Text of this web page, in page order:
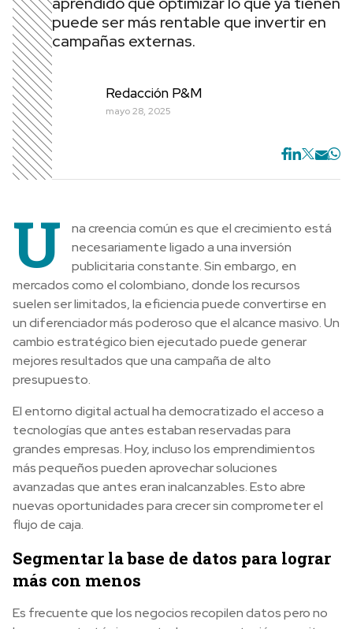
puede ser más rentable que invertir en
campañas externas.
Redacción P&M
mayo 28, 2025
U
na creencia común es que el crecimiento está
necesariamente ligado a una inversión
publicitaria constante. Sin embargo, en
mercados como el colombiano, donde los recursos
suelen ser limitados, la eficiencia puede convertirse en
un diferenciador más poderoso que el alcance masivo. Un
cambio estratégico bien ejecutado puede generar
mejores resultados que una campaña de alto
presupuesto.
El entorno digital actual ha democratizado el acceso a
tecnologías que antes estaban reservadas para
grandes empresas. Hoy, incluso los emprendimientos
más pequeños pueden aprovechar soluciones
avanzadas que antes eran inalcanzables. Esto abre
nuevas oportunidades para crecer sin comprometer el
flujo de caja.
Segmentar la base de datos para lograr
más con menos
Es frecuente que los negocios recopilen datos pero no